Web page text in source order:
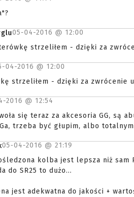
05-04-2016 @ 12:00
strzeliłem - dzięki za
04-2016 @ 12:00
strzeliłem - dzięki za zwrócenie
2016 @ 12:54
się teraz za akcesoria GG, są
trzeba być głupim, albo
05-04-2016 @ 21:19
kolba jest lepsza niż
do SR25 to dużo...
jest adekwatna do jakości +